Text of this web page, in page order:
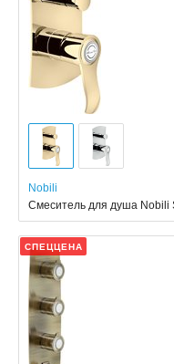
Nobili
Смеситель для душа Nobili
СПЕЦЦЕНА